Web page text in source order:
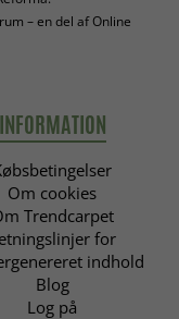
– en del af Online
INFORMATION
Om cookies
Trendcarpet
for
indhold
Blog
Log på